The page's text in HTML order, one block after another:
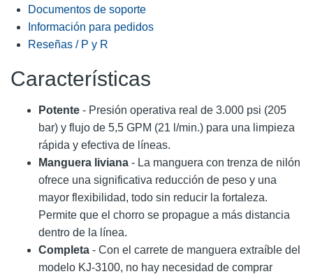
Documentos de soporte
Información para pedidos
Reseñas / P y R
Características
Potente - Presión operativa real de 3.000 psi (205
bar) y flujo de 5,5 GPM (21 l/min.) para una limpieza
rápida y efectiva de líneas.
Manguera liviana - La manguera con trenza de nilón
ofrece una significativa reducción de peso y una
mayor flexibilidad, todo sin reducir la fortaleza.
Permite que el chorro se propague a más distancia
dentro de la línea.
Completa - Con el carrete de manguera extraíble del
modelo KJ-3100, no hay necesidad de comprar